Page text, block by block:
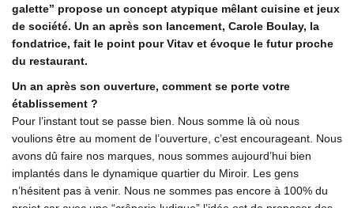
galette” propose un concept atypique mêlant cuisine et jeux
de société. Un an après son lancement, Carole Boulay, la
fondatrice, fait le point pour Vitav et évoque le futur proche
du restaurant.
Un an après son ouverture, comment se porte votre
établissement ?
Pour l’instant tout se passe bien. Nous somme là où nous
voulions être au moment de l’ouverture, c’est encourageant. Nous
avons dû faire nos marques, nous sommes aujourd’hui bien
implantés dans le dynamique quartier du Miroir. Les gens
n’hésitent pas à venir. Nous ne sommes pas encore à 100% du